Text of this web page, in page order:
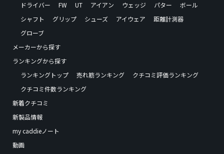
ドライバー
FW UT アイアン ウェッジ パター
ボール
シャフト
グリップ シューズ アイウェア
距離計測器
グローブ
メーカーから探す
ランキングから探す
ランキングトップ
売れ筋ランキング
クチコミ評価ランキング
クチコミ件数ランキング
新着クチコミ
新製品情報
my caddieノート
動画